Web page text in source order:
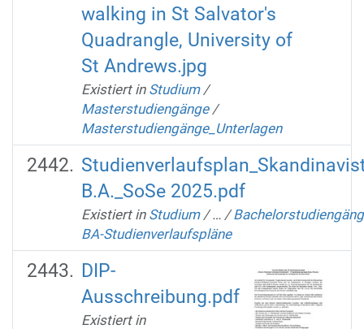
walking in St Salvator's
Quadrangle, University of
St Andrews.jpg
Existiert in Studium /
Masterstudiengänge /
Masterstudiengänge_Unterlagen
B.A._SoSe 2025.pdf
Existiert in Studium /… /
BA-Studienverlaufspläne
DIP-
Ausschreibung.pdf
Existiert in